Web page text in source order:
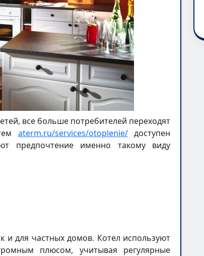
все больше потребителей переходят
aterm.ru/services/otoplenie/доступен
предпочтение именно такому виду
и для частных домов. Котел используют
плюсом, учитывая регулярные